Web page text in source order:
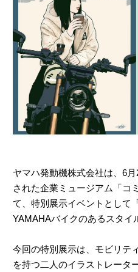
ヤマハ発動機株式会社は、6
された企業ミュージアム「コ
て、特別展示イベントとして
YAMAHAバイクのあるスタイ
今回の特別展示は、モビリテ
を持つ二人のイラストレータ